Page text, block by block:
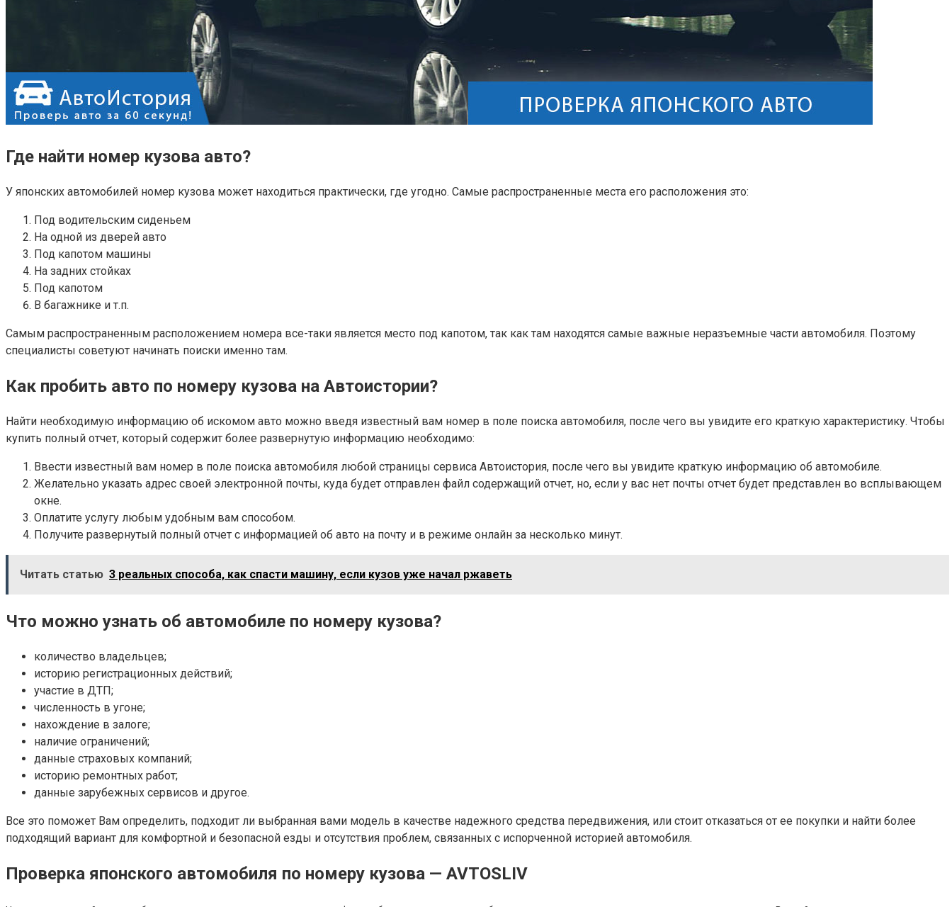
Где найти номер кузова авто?
У японских автомобилей номер кузова может находиться практически, где угодно. Самые распространенные места его расположения это:
Под водительским сиденьем
На одной из дверей авто
Под капотом машины
На задних стойках
Под капотом
В багажнике и т.п.
Самым распространенным расположением номера все-таки является место под капотом, так как там находятся самые важные неразъемные части автомобиля. Поэтому
специалисты советуют начинать поиски именно там.
Как пробить авто по номеру кузова на Автоистории?
Найти необходимую информацию об искомом авто можно введя известный вам номер в поле поиска автомобиля, после чего вы увидите его краткую характеристику. Чтобы
купить полный отчет, который содержит более развернутую информацию необходимо:
Ввести известный вам номер в поле поиска автомобиля любой страницы сервиса Автоистория, после чего вы увидите краткую информацию об автомобиле.
Желательно указать адрес своей электронной почты, куда будет отправлен файл содержащий отчет, но, если у вас нет почты отчет будет представлен во всплывающем
окне.
Оплатите услугу любым удобным вам способом.
Получите развернутый полный отчет с информацией об авто на почту и в режиме онлайн за несколько минут.
Читать статью 3 реальных способа, как спасти машину, если кузов уже начал ржаветь
Что можно узнать об автомобиле по номеру кузова?
количество владельцев;
историю регистрационных действий;
участие в ДТП;
численность в угоне;
нахождение в залоге;
наличие ограничений;
данные страховых компаний;
историю ремонтных работ;
данные зарубежных сервисов и другое.
Все это поможет Вам определить, подходит ли выбранная вами модель в качестве надежного средства передвижения, или стоит отказаться от ее покупки и найти более
подходящий вариант для комфортной и безопасной езды и отсутствия проблем, связанных с испорченной историей автомобиля.
Проверка японского автомобиля по номеру кузова — AVTOSLIV